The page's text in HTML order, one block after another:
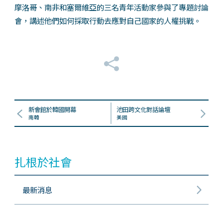
摩洛哥、南非和塞爾維亞的三名青年活動家參與了專題討論
會，講述他們如何採取行動去應對自己國家的人權挑戰。
新會館於韓國開幕
南韓
池田跨文化對話論壇
美國
扎根於社會
最新消息